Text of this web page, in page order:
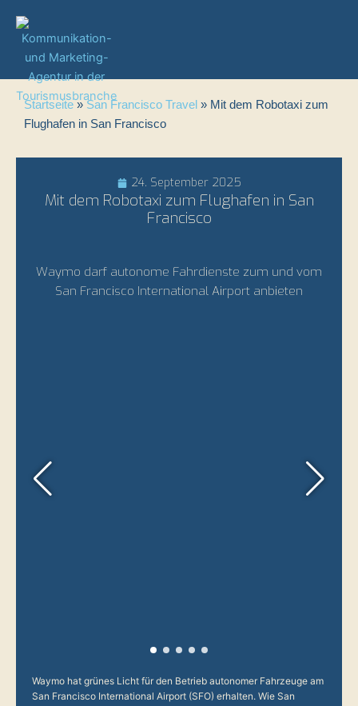
Inhalt
springen
Startseite»San Francisco Travel » Mit dem Robotaxi zum
Flughafen in San Francisco
24. September 2025
Mit dem Robotaxi zum Flughafen in San
Francisco
Waymo darf autonome Fahrdienste zum und vom
San Francisco International Airport anbieten
Waymo hat grünes Licht für den Betrieb autonomer Fahrzeuge am
San Francisco International Airport (SFO) erhalten. Wie San